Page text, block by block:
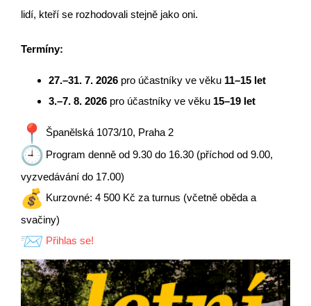
lidí, kteří se rozhodovali stejně jako oni.
Termíny:
27.–31. 7. 2026pro účastníky ve věku 11–15 let
3.–7. 8. 2026pro účastníky ve věku 15–19 let
Španělská 1073/10, Praha 2
Program denně od 9.30 do 16.30 (příchod od 9.00,
vyzvedávání do 17.00)
Kurzovné: 4 500 Kč za turnus (včetně oběda a
svačiny)
Přihlas se!